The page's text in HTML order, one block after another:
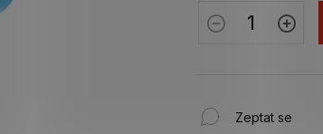
Zeptat se